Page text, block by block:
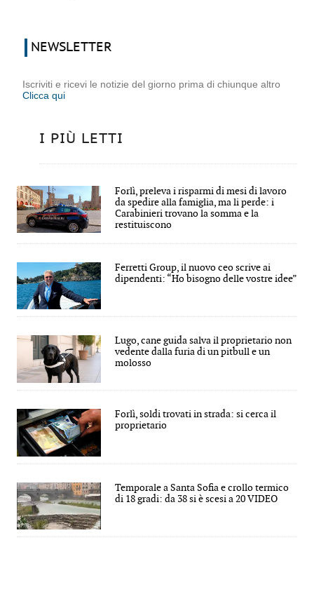
NEWSLETTER
Iscriviti e ricevi le notizie del giorno prima di chiunque altro
Clicca qui
I PIÙ LETTI
Forlì, preleva i risparmi di mesi di lavoro
da spedire alla famiglia, ma li perde: i
Carabinieri trovano la somma e la
restituiscono
Ferretti Group, il nuovo ceo scrive ai
dipendenti: “Ho bisogno delle vostre idee”
Lugo, cane guida salva il proprietario non
vedente dalla furia di un pitbull e un
molosso
Forlì, soldi trovati in strada: si cerca il
proprietario
Temporale a Santa Sofia e crollo termico
di 18 gradi: da 38 si è scesi a 20 VIDEO